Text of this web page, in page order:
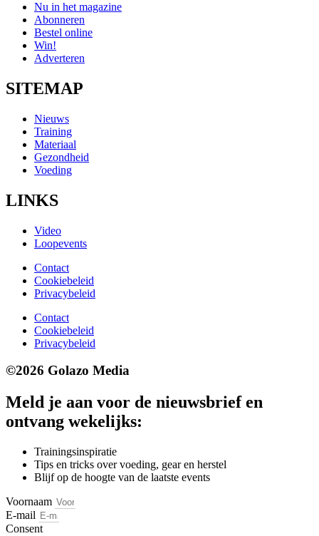
Nu in het magazine
Abonneren
Bestel online
Win!
Adverteren
SITEMAP
Nieuws
Training
Materiaal
Gezondheid
Voeding
LINKS
Video
Loopevents
Contact
Cookiebeleid
Privacybeleid
Contact
Cookiebeleid
Privacybeleid
©2026 Golazo Media
Meld je aan voor de nieuwsbrief en
ontvang wekelijks:
Trainingsinspiratie
Tips en tricks over voeding, gear en herstel
Blijf op de hoogte van de laatste events
Voornaam
E-mail
Consent